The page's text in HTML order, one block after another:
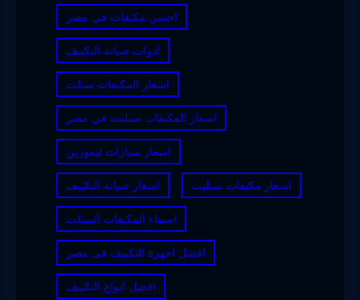
احسن مكيفات في مصر
ادوات صيانة التكييف
اسعار المكيفات سبلت
اسعار المكيفات سبليت في مصر
اسعار سيارات ليموزين
اسعار صيانة التكييف اسعار مكيفات سبليت
اسماء المكيفات السبلت
افضل اجهزة التكييف فى مصر
افضل انواع التكييف